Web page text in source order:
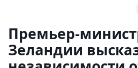
Премьер-
Зеландии